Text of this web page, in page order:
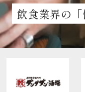
お問い合
飲食業界の「